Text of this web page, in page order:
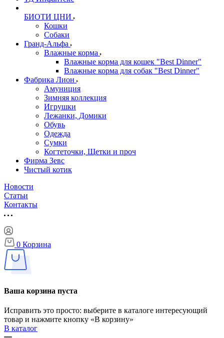
БИОТИ ЦНИ
Кошки
Собаки
Гранд-Альфа
Влажные корма
Влажные корма для кошек "Best Dinner"
Влажные корма для собак "Best Dinner"
Фабрика Лион
Амуниция
Зимняя коллекция
Игрушки
Лежанки, Домики
Обувь
Одежда
Сумки
Когтеточки, Щетки и проч
Фирма Зевс
Чистый котик
Новости
Статьи
Контакты
0 Корзина
Ваша корзина пуста
Исправить это просто: выберите в каталоге интересующий
товар и нажмите кнопку «В корзину»
В каталог